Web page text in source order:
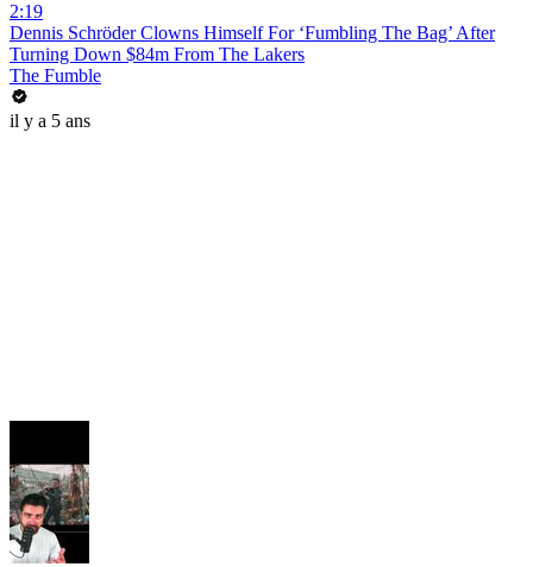
2:19
Dennis Schröder Clowns Himself For ‘Fumbling The Bag’ After
Turning Down $84m From The Lakers
The Fumble
il y a 5 ans